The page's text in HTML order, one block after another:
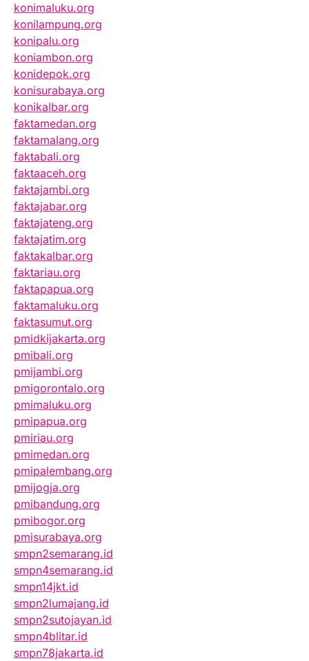
konimaluku.org
konilampung.org
konipalu.org
koniambon.org
konidepok.org
konisurabaya.org
konikalbar.org
faktamedan.org
faktamalang.org
faktabali.org
faktaaceh.org
faktajambi.org
faktajabar.org
faktajateng.org
faktajatim.org
faktakalbar.org
faktariau.org
faktapapua.org
faktamaluku.org
faktasumut.org
pmidkijakarta.org
pmibali.org
pmijambi.org
pmigorontalo.org
pmimaluku.org
pmipapua.org
pmiriau.org
pmimedan.org
pmipalembang.org
pmijogja.org
pmibandung.org
pmibogor.org
pmisurabaya.org
smpn2semarang.id
smpn4semarang.id
smpn14jkt.id
smpn2lumajang.id
smpn2sutojayan.id
smpn4blitar.id
smpn78jakarta.id